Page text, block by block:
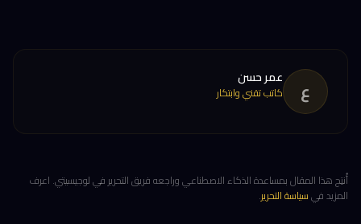
ع عمر حسن
كاتب تقني وابتكار
أُنتِج هذا المقال بمساعدة الذكاء الاصطناعي وراجعه فريق التحرير في لوجيسيتي. اعرف
المزيد فيسياسة التحرير.